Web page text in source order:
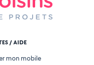
/ AIDE
mon mobile